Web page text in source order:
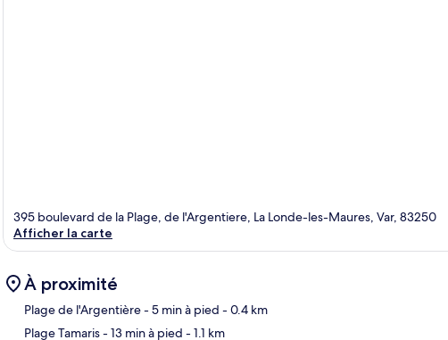
395 boulevard de la Plage, de l'Argentiere, La Londe-les-Maures, Var, 83250
Afficher la carte
À proximité
Plage de l'Argentière- 5 min à pied - 0.4 km
Plage Tamaris- 13 min à pied - 1.1 km